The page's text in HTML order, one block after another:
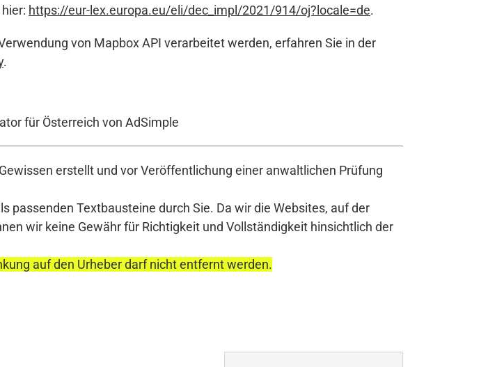
https://eur-lex.europa.eu/eli/dec_impl/2021/914/oj?locale=de.
von Mapbox API verarbeitet werden, erfahren Sie in der
.
für Österreich von AdSimple
erstellt und vor Veröffentlichung einer anwaltlichen Prüfung
Textbausteine durch Sie. Da wir die Websites, auf der
wir keine Gewähr für Richtigkeit und Vollständigkeit hinsichtlich der
auf den Urheber darf nicht entfernt werden.